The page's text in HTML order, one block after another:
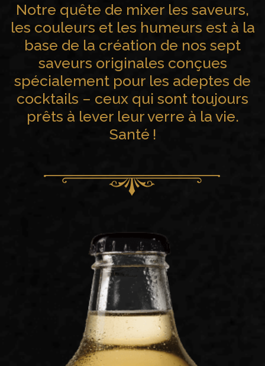
Notre quête de mixer les saveurs,
les couleurs et les humeurs est à la
base de la création de nos sept
saveurs originales conçues
spécialement pour les adeptes de
cocktails – ceux qui sont toujours
prêts à lever leur verre à la vie.
Santé !